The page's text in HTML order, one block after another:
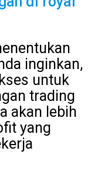
inginkan,
untuk
trading
akan lebih
yang